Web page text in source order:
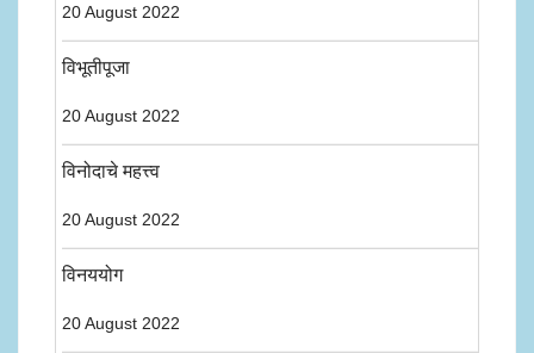
20 August 2022
विभूतीपूजा
20 August 2022
विनोदाचे महत्त्व
20 August 2022
विनययोग
20 August 2022